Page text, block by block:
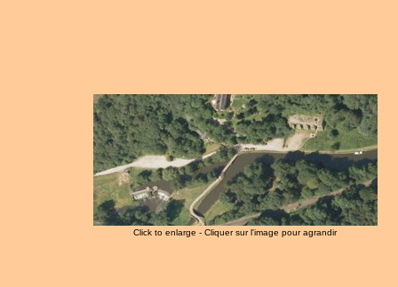
Click to enlarge - Cliquer sur l'image pour agrandir